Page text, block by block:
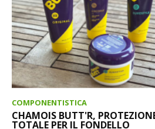
COMPONENTISTICA
CHAMOIS BUTT'R,
TOTALE PER IL FONDELLO